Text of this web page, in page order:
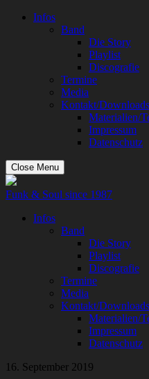
Infos
Band
Die Story
Playlist
Discografie
Termine
Media
Kontakt/Downloads
Materialien/
Impressum
Datenschutz
Close Menu
Funk & Soul since 1987
Infos
Band
Die Story
Playlist
Discografie
Termine
Media
Kontakt/Downloads
Materialien/
Impressum
Datenschutz
16. September 2019